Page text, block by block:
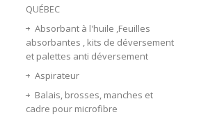
QUÉBEC
Absorbant à l'huile ,Feuilles
absorbantes , kits de déversement
et palettes anti déversement
Aspirateur
Balais, brosses, manches et
cadre pour microfibre